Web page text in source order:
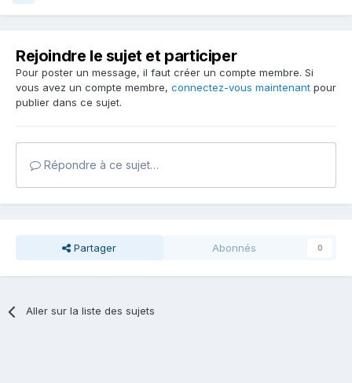
Rejoindre le sujet et participer
Pour poster un message, il faut créer un compte membre. Si
vous avez un compte membre, connectez-vous maintenant pour
publier dans ce sujet.
Répondre à ce sujet…
Partager Abonnés 0
Aller sur la liste des sujets